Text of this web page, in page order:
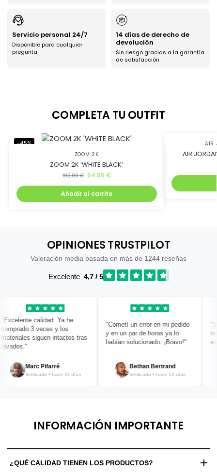
Servicio personal 24/7
Disponible para cualquier
pregunta
14 días de derecho de
devolución
Sin riesgo gracias a la garantía
de satisfacción
COMPLETA TU OUTFIT
-45%
ZOOM 2K
ZOOM 2K ‘WHITE BLACK’
100,00€ 54,95 €
Añadir al carrito
AIR
AIR
OPINIONES TRUSTPILOT
Valoración media basada en más de 1244 reseñas
Excelente 4,7 / 5
calidad. Ya he
3 veces y los
siguen intactos tras
Marc Pifarré
Verificado • hace 11 días
"Cometí un error en mi pedido
y en un par de horas ya lo
habían solucionado. ¡Bravo!"
Bethan Bertrand
Verificado • hace 12 días
es
INFORMACIÓN IMPORTANTE
¿QUÉ CALIDAD TIENEN LOS PRODUCTOS?